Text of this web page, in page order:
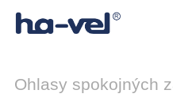
Skočiť na hlavný obsah
Ohlasy spokojných